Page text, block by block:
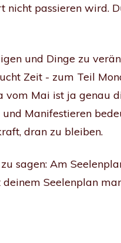
passieren wird.
und Dinge zu
Zeit - zum Teil
Mai ist ja genau
Manifestieren
dran zu bleiben.
sagen: Am
Seelenplan